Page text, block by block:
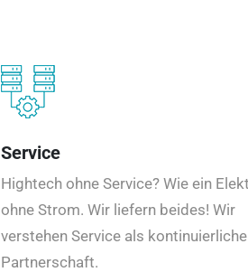
Service
Hightech ohne Service? Wie ein
ohne Strom. Wir liefern beides! Wir
verstehen Service als kontinuierliche
Partnerschaft.